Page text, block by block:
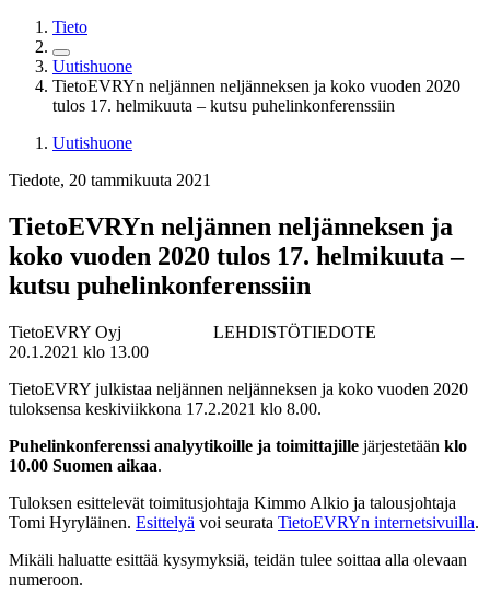
Tieto
Uutishuone
TietoEVRYn neljännen neljänneksen ja koko vuoden 2020
tulos 17. helmikuuta – kutsu puhelinkonferenssiin
Uutishuone
Tiedote, 20 tammikuuta 2021
TietoEVRYn neljännen neljänneksen ja
koko vuoden 2020 tulos 17. helmikuuta –
kutsu puhelinkonferenssiin
TietoEVRY Oyj LEHDISTÖTIEDOTE
20.1.2021 klo 13.00
TietoEVRY julkistaa neljännen neljänneksen ja koko vuoden 2020
tuloksensa keskiviikkona 17.2.2021 klo 8.00.
Puhelinkonferenssi analyytikoille ja toimittajille järjestetään klo
10.00 Suomen aikaa.
Tuloksen esittelevät toimitusjohtaja Kimmo Alkio ja talousjohtaja
Tomi Hyryläinen. Esittelyä voi seurata TietoEVRYn internetsivuilla.
Mikäli haluatte esittää kysymyksiä, teidän tulee soittaa alla olevaan
numeroon.